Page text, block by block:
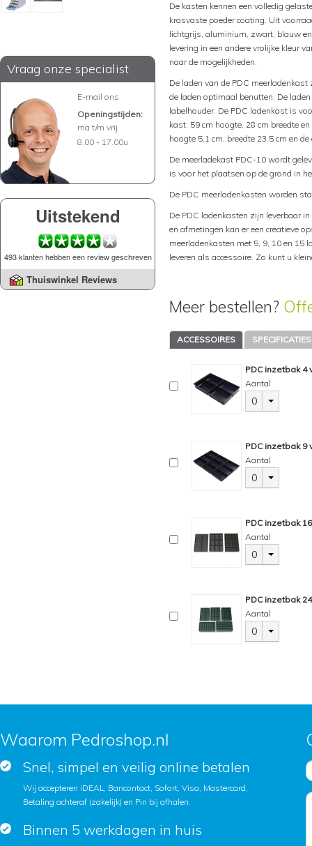
Vraag onze specialist
E-mail ons
Openingstijden:
ma t/m vrij
8.00 - 17.00u
Uitstekend
493 klanten hebben een review geschreven
Thuiswinkel Reviews
De kasten kennen een volledig
krasvaste poeder coating. Uit
lichtgrijs, aluminium, zwart, blauw
levering in een andere vrolijke kleur
naar de mogelijkheden.
De laden van de PDC
de laden optimaal benutten. De
labelhouder. De PDC ladenkast is
kast: 59 cm hoogte, 28 cm breedte
hoogte 5,1 cm, breedte 23,5 cm en
De meerladekast PDC-10 wordt
is voor het plaatsen op de grond in
De PDC meerladenkasten worden
De PDC ladenkasten zijn leverbaar
en afmetingen kan er een creatieve
meerladenkasten met 5, 9, 10 en 15
leveren als accessoire. Zo kunt u
Meer bestellen?
ACCESSOIRES SPECIFICATIES
PDC inzetbak 4
Aantal
0
PDC inzetbak 9
Aantal
0
PDC inzetbak
Aantal
0
PDC inzetbak
Aantal
0
Waarom Pedroshop.nl
Snel, simpel en veilig online betalen
Wij accepteren iDEAL, Bancontact, Sofort, Visa, Mastercard,
Betaling achteraf (zakelijk) en Pin bij afhalen.
Binnen 5 werkdagen in huis